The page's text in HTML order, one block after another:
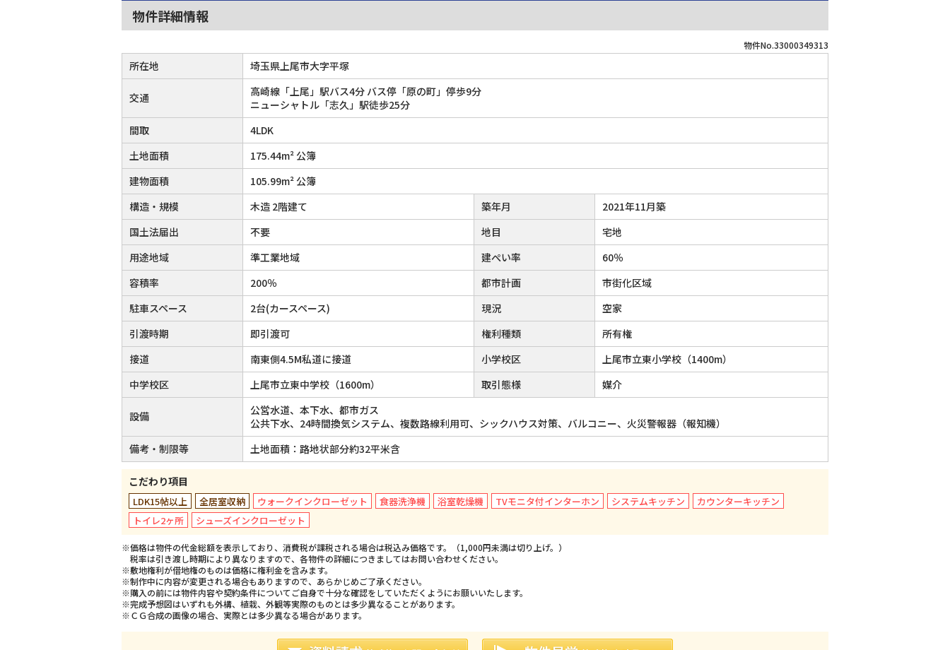
物件詳細情報
物件No.33000349313
所在地 埼玉県上尾市大字平塚
交通
高崎線「上尾」駅バス4分 バス停「原の町」停歩9分
ニューシャトル「志久」駅徒歩25分
間取
4LDK
土地面積
175.44m² 公簿
建物面積
105.99m² 公簿
構造・規模
木造 2階建て 築年月
2021年11月築
国土法届出
不要 地目
宅地
用途地域
準工業地域 建ぺい率
60％
容積率
200％ 都市計画
市街化区域
駐車スペース
2台(カースペース) 現況
空家
引渡時期
即引渡可 権利種類
所有権
接道
南東側4.5M私道に接道 小学校区
上尾市立東小学校（1400m）
中学校区
上尾市立東中学校（1600m） 取引態様 媒介
設備
公営水道、本下水、都市ガス
公共下水、24時間換気システム、複数路線利用可、シックハウス対策、バルコニー、火災警報器（報知機）
備考・制限等
土地面積：路地状部分約32平米含
こだわり項目
LDK15帖以上 全居室収納 ウォークインクローゼット 食器洗浄機 浴室乾燥機 TVモニタ付インターホン システムキッチン
カウンターキッチン
トイレ2ヶ所
シューズインクローゼット
※価格は物件の代金総額を表示しており、消費税が課税される場合は税込み価格です。（1,000円未満は切り上げ。）
税率は引き渡し時期により異なりますので、各物件の詳細につきましてはお問い合わせください。
※敷地権利が借地権のものは価格に権利金を含みます。
※制作中に内容が変更される場合もありますので、あらかじめご了承ください。
※購入の前には物件内容や契約条件についてご自身で十分な確認をしていただくようにお願いいたします。
※完成予想図はいずれも外構、植栽、外観等実際のものとは多少異なることがあります。
※ＣＧ合成の画像の場合、実際とは多少異なる場合があります。